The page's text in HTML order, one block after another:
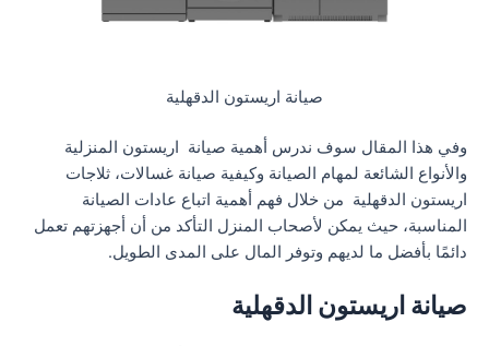
صيانة اريستون الدقهلية
وفي هذا المقال سوف ندرس أهمية صيانة اريستون المنزلية
والأنواع الشائعة لمهام الصيانة وكيفية صيانة غسالات، ثلاجات
اريستون الدقهلية من خلال فهم أهمية اتباع عادات الصيانة
المناسبة، حيث يمكن لأصحاب المنزل التأكد من أن أجهزتهم تعمل
دائمًا بأفضل ما لديهم وتوفر المال على المدى الطويل.
صيانة اريستون الدقهلية